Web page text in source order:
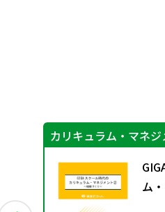
カリキュラム・マネジ
ム